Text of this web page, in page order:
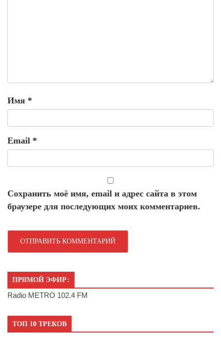
Имя *
Email *
Сохранить моё имя, email и адрес сайта в этом
браузере для последующих моих комментариев.
ПРЯМОЙ ЭФИР:
Radio METRO 102.4 FM
ТОП 10 ТРЕКОВ